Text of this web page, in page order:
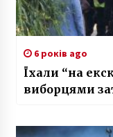
6 років ago
Їхали “на
виборцями